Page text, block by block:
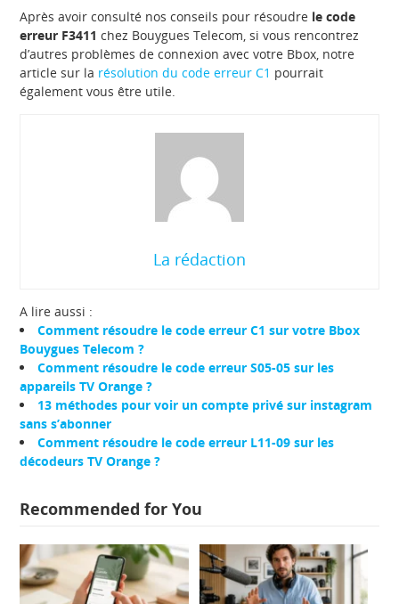
Après avoir consulté nos conseils pour résoudre le code
erreur F3411 chez Bouygues Telecom, si vous rencontrez
d’autres problèmes de connexion avec votre Bbox, notre
article sur la résolution du code erreur C1 pourrait
également vous être utile.
La rédaction
A lire aussi :
Comment résoudre le code erreur C1 sur votre Bbox
Bouygues Telecom ?
Comment résoudre le code erreur S05-05 sur les
appareils TV Orange ?
13 méthodes pour voir un compte privé sur instagram
sans s’abonner
Comment résoudre le code erreur L11-09 sur les
décodeurs TV Orange ?
Recommended for You